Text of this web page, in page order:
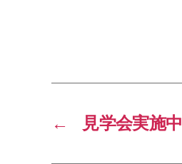
← 見学会実施中